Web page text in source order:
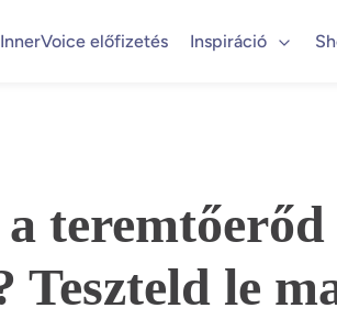
InnerVoice előfizetés Inspiráció
teremtőerőd
Teszteld le